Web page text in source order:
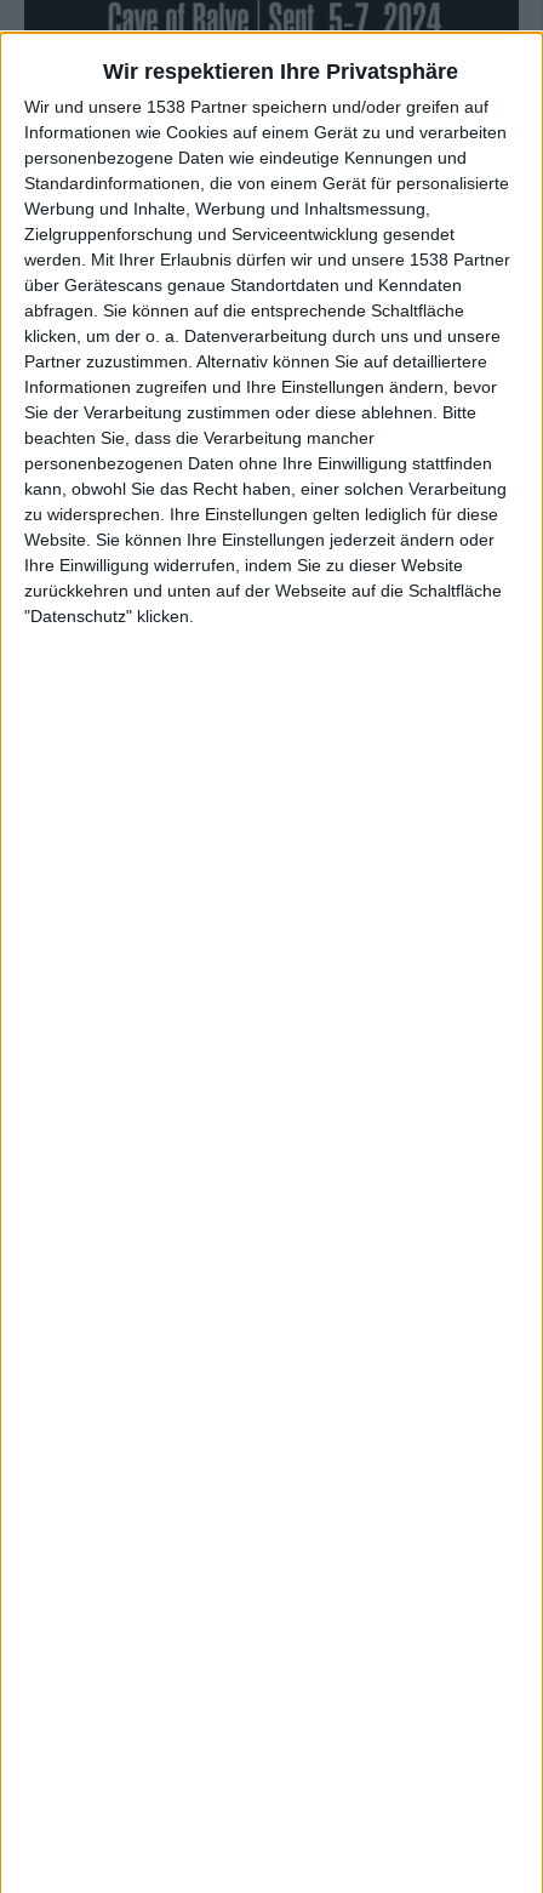
Wir respektieren Ihre Privatsphäre
Wir und unsere 1538 Partner speichern und/oder greifen auf
Informationen wie Cookies auf einem Gerät zu und verarbeiten
personenbezogene Daten wie eindeutige Kennungen und
Standardinformationen, die von einem Gerät für personalisierte
Werbung und Inhalte, Werbung und Inhaltsmessung,
Zielgruppenforschung und Serviceentwicklung gesendet
werden.
Mit Ihrer Erlaubnis dürfen wir und unsere 1538 Partner
über Gerätescans genaue Standortdaten und Kenndaten
abfragen. Sie können auf die entsprechende Schaltfläche
klicken, um der o. a. Datenverarbeitung durch uns und unsere
Partner zuzustimmen. Alternativ können Sie auf detailliertere
Informationen zugreifen und Ihre Einstellungen ändern, bevor
Sie der Verarbeitung zustimmen oder diese ablehnen.
Bitte
beachten Sie, dass die Verarbeitung mancher
personenbezogenen Daten ohne Ihre Einwilligung stattfinden
kann, obwohl Sie das Recht haben, einer solchen Verarbeitung
zu widersprechen. Ihre Einstellungen gelten lediglich für diese
Website. Sie können Ihre Einstellungen jederzeit ändern oder
Ihre Einwilligung widerrufen, indem Sie zu dieser Website
zurückkehren und unten auf der Webseite auf die Schaltfläche
"Datenschutz" klicken.
Konzertbericht
Prophecy Fest 2024
Unser Festivalbericht